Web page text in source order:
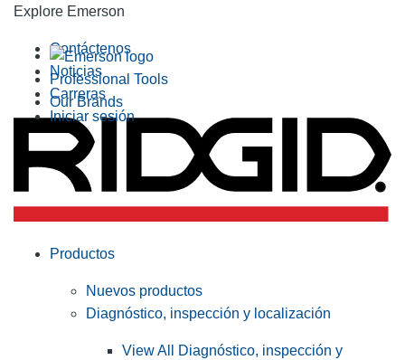
Explore Emerson
Professional Tools
Our Brands
Contáctenos
Noticias
Carreras
Iniciar sesión
Productos
Nuevos productos
Diagnóstico, inspección y localización
View All Diagnóstico, inspección y